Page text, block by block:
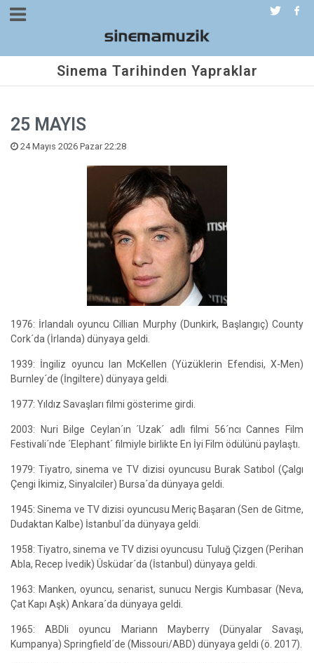
Sinema Tarihinden Yapraklar
25 MAYIS
24 Mayıs 2026 Pazar 22:28
1976: İrlandalı oyuncu Cillian Murphy (Dunkirk, Başlangıç) County
Cork´da (İrlanda) dünyaya geldi.
1939: İngiliz oyuncu Ian McKellen (Yüzüklerin Efendisi, X-Men)
Burnley´de (İngiltere) dünyaya geldi.
1977: Yıldız Savaşları filmi gösterime girdi.
2003: Nuri Bilge Ceylan´ın ´Uzak´ adlı filmi 56´ncı Cannes Film
Festivali´nde ´Elephant´ filmiyle birlikte En İyi Film ödülünü paylaştı.
1979: Tiyatro, sinema ve TV dizisi oyuncusu Burak Satıbol (Çalgı
Çengi İkimiz, Sinyalciler) Bursa´da dünyaya geldi.
1945: Sinema ve TV dizisi oyuncusu Meriç Başaran (Sen de Gitme,
Dudaktan Kalbe) İstanbul´da dünyaya geldi.
1958: Tiyatro, sinema ve TV dizisi oyuncusu Tuluğ Çizgen (Perihan
Abla, Recep İvedik) Üsküdar´da (İstanbul) dünyaya geldi.
1963: Manken, oyuncu, senarist, sunucu Nergis Kumbasar (Neva,
Çat Kapı Aşk) Ankara´da dünyaya geldi.
1965: ABDli oyuncu Mariann Mayberry (Dünyalar Savaşı,
Kumpanya) Springfield´de (Missouri/ABD) dünyaya geldi (ö. 2017).